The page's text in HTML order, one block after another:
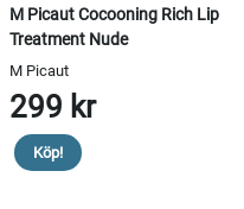
M Picaut Cocooning Rich Lip
Treatment Nude
M Picaut
299 kr
Köp!